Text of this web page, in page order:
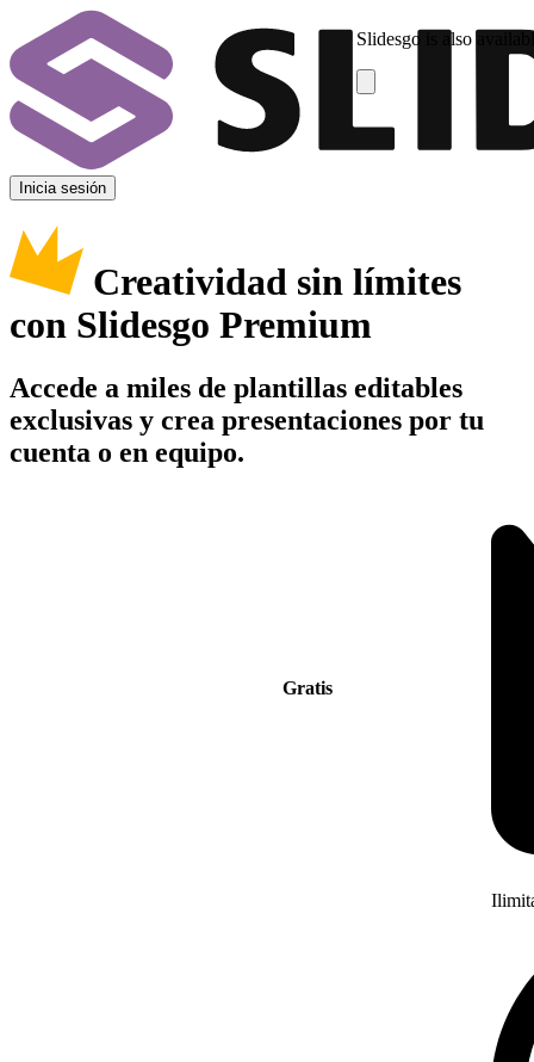
Slidesgo is also
Inicia sesión
Creatividad sin límites
con Slidesgo Premium
Accede a miles de plantillas editables
exclusivas y crea presentaciones por tu
cuenta o en equipo.
Gratis